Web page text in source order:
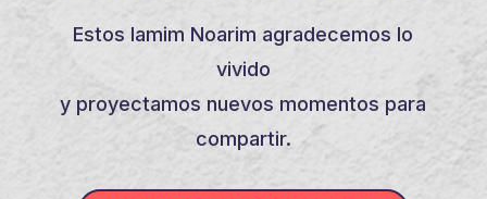
Estos Iamim Noarim agradecemos lo
vivido
y proyectamos nuevos momentos para
compartir.